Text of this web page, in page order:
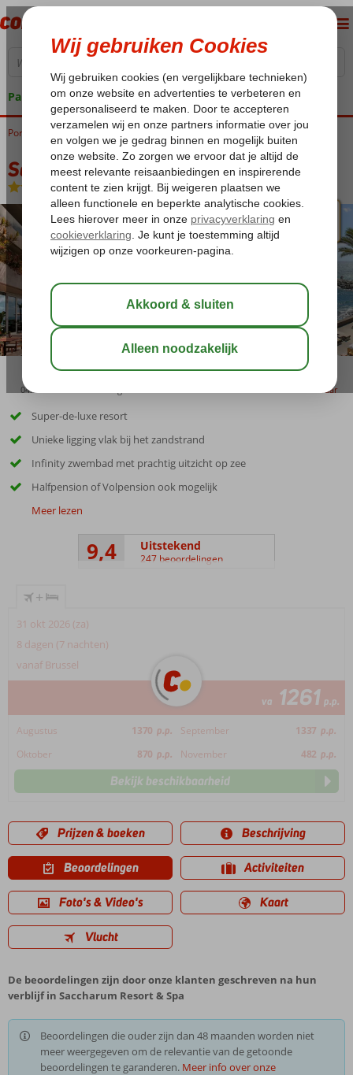
Pakketgarantie
Home
Portugal Madeira Calheta Saccharum Resort & Spa
Saccharum Resort & Spa
Logies en ontbijt-Hotel
04:00 bewaar
Super-de-luxe resort
Unieke ligging vlak bij het zandstrand
Infinity zwembad met prachtig uitzicht op zee
Halfpension of Volpension ook mogelijk
Meer lezen
9,4 Uitstekend
247 beoordelingen
+
31 okt 2026 (za)
8 dagen (7 nachten)
vanaf Brussel
va 1261 p.p.
Augustus 1370 p.p. September 1337 p.p.
Oktober
870 p.p. November 482 p.p.
Bekijk beschikbaarheid
Prijzen & boeken Beschrijving
Beoordelingen Activiteiten
Foto's & Video's Kaart
Vlucht
De beoordelingen zijn door onze klanten geschreven na hun
verblijf in Saccharum Resort & Spa
Beoordelingen die ouder zijn dan 48 maanden worden niet
meer weergegeven om de relevantie van de getoonde
beoordelingen te garanderen. Meer info over onze